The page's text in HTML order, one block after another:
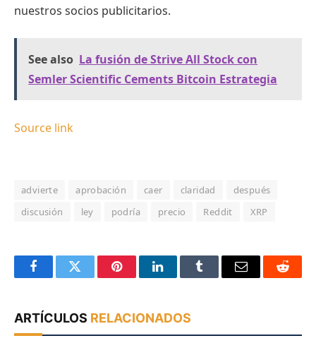
nuestros socios publicitarios.
See also La fusión de Strive All Stock con
Semler Scientific Cements Bitcoin Estrategia
Source link
advierte aprobación caer claridad
después
discusión
ley podría precio Reddit XRP
FacebookTwitter PinterestLinkedInTumblr Email Reddit
ARTÍCULOS RELACIONADOS